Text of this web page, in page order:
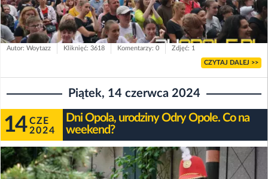
Autor: Woytazz Kliknięć: 3618 Komentarzy: 0 Zdjęć: 1
CZYTAJ DALEJ >>
Piątek, 14 czerwca 2024
14 CZE
2024
Dni Opola, urodziny Odry Opole. Co na
weekend?